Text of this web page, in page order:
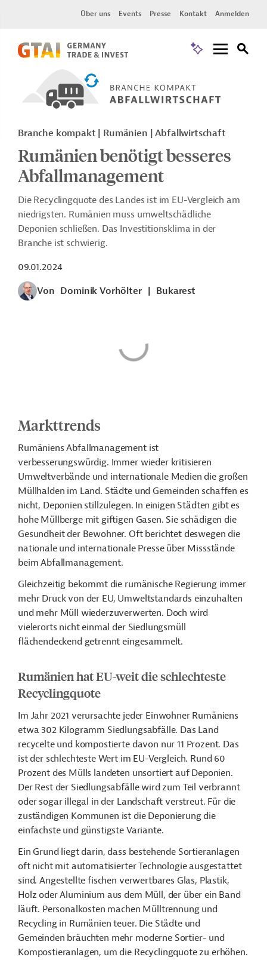
Über uns Events Presse Kontakt Anmelden
Branche kompakt | Rumänien | Abfallwirtschaft
Rumänien benötigt besseres
Abfallmanagement
Die Recyclingquote des Landes ist im EU-Vergleich am
niedrigsten. Rumänien muss umweltschädliche
Deponien schließen. Das Investitionsklima in der
Branche ist schwierig.
09.01.2024
Von Dominik Vorhölter Bukarest
Markttrends
Rumäniens Abfallmanagement ist
verbesserungswürdig. Immer wieder kritisieren
Umweltverbände und internationale Medien die großen
Müllhalden im Land. Städte und Gemeinden schaffen es
nicht, Deponien stillzulegen. In einigen Städten gibt es
hohe Müllberge mit giftigen Gasen. Sie schädigen die
Gesundheit der Bewohner. Oft berichtet deswegen die
nationale und internationale Presse über Missstände
beim Abfallmanagement.
Gleichzeitig bekommt die rumänische Regierung immer
mehr Druck von der EU, Umweltstandards einzuhalten
und mehr Müll wiederzuverwerten. Doch wird
vielerorts nicht einmal der Siedlungsmüll
flächendeckend getrennt eingesammelt.
Rumänien hat EU-weit die schlechteste
Recyclingquote
Im Jahr 2021 verursachte jeder Einwohner Rumäniens
etwa 302 Kilogramm Siedlungsabfälle. Das Land
recycelte und kompostierte davon nur 11 Prozent. Das
ist der schlechteste Wert im EU-Vergleich. Rund 60
Prozent des Mülls landeten unsortiert auf Deponien.
Der Rest der Siedlungsabfälle wird zum Teil verbrannt
oder sogar illegal in der Landschaft verstreut. Für die
zuständigen Kommunen ist die Deponierung die
einfachste und günstigste Variante.
Ein Grund liegt darin, dass bestehende Sortieranlagen
oft nicht mit automatisierter Technologie ausgestattet
sind. Angestellte fischen verwertbares Glas, Plastik,
Holz oder Aluminium aus dem Müll, der über ein Band
läuft. Personalkosten machen Mülltrennung und
Recycling in Rumänien teuer. Die Städte und
Gemeinden bräuchten mehr moderne Sortier- und
Kompostieranlagen, um die Recyclingquote zu erhöhen.